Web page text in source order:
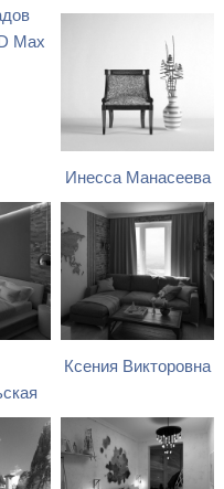
Max
Инесса Манасеева
Ксения Викторовна